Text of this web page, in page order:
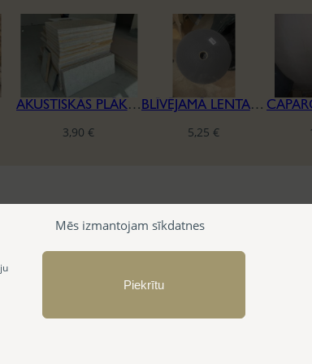
Mēs izmantojam sīkdatnes
Piekrītu
AKUSTISKĀS PLĀKSNES CEWOOD
3,90€
BLĪVĒJAMĀ LENTA REĢIPŠA KONSTRUKCIJĀM
5,25€